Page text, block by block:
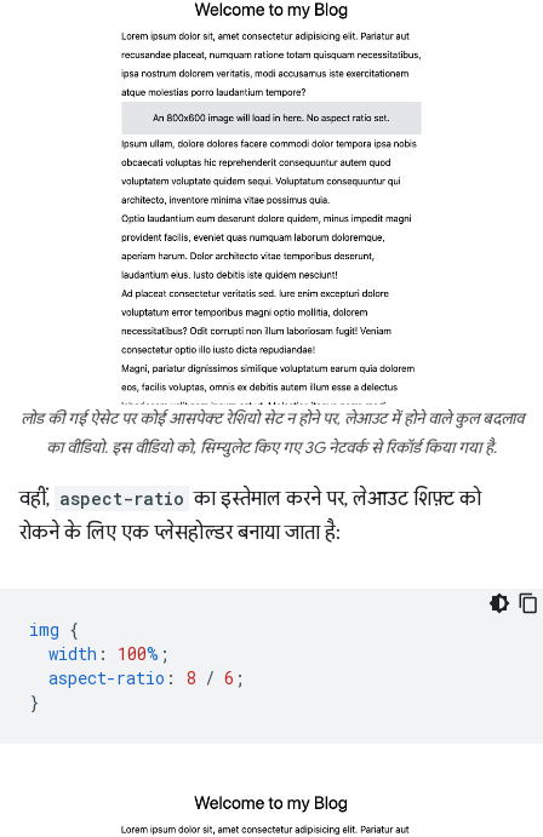
लोड की गई ऐसेट पर कोई आसपेक्ट रेशियो सेट न होने पर, लेआउट में होने वाले कुल बदलाव
का वीडियो. इस वीडियो को, सिम्युलेट किए गए 3G नेटवर्क से रिकॉर्ड किया गया है.
वहीं, aspect-ratio का इस्तेमाल करने पर, लेआउट शिफ़्ट को
रोकने के लिए एक प्लेसहोल्डर बनाया जाता है:
img {
width : 100% ;
aspect-ratio : 8 / 6 ;
}